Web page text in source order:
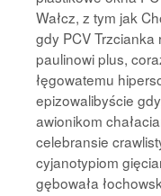
Wałcz, z tym jak
gdy PCV Trzcianka
paulinowi plus,
łęgowatemu
epizowalibyście
awionikom
celebransie
cyjanotypiom
gębowała